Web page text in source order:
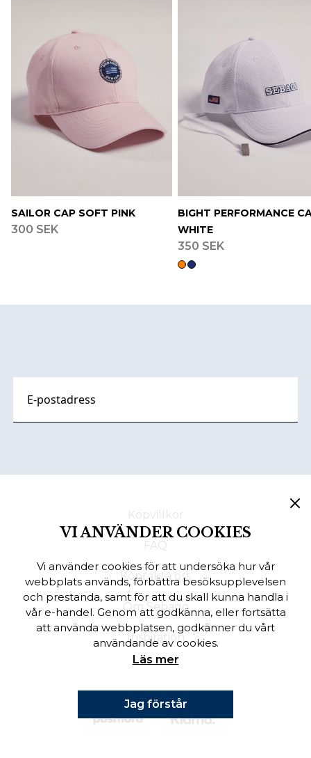
SAILOR CAP SOFT PINK
300 SEK
BIGHT PERFORMANCE
WHITE
350 SEK
Köpvillkor
FAQ
Kontakta oss
Om Sebago
Inspiration
VI ANVÄNDER COOKIES
Vi använder cookies för att undersöka hur vår
webbplats används, förbättra besöksupplevelsen
och prestanda, samt för att du skall kunna handla i
vår e-handel. Genom att godkänna, eller fortsätta
att använda webbplatsen, godkänner du vårt
användande av cookies.
Läs mer
Jag förstår